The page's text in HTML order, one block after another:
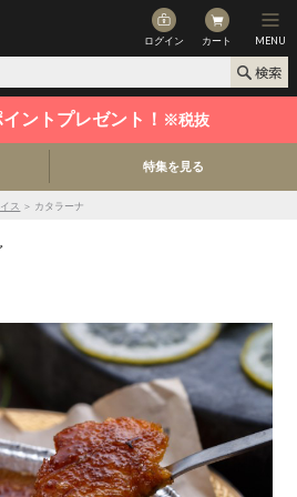
ログイン カート MENU
ントプレゼント！ ※税抜
特集を見る
ス ＞ カタラーナ